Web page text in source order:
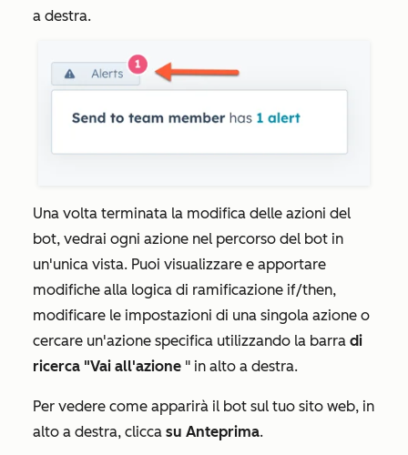
a destra.
Una volta terminata la modifica delle azioni del
bot, vedrai ogni azione nel percorso del bot in
un'unica vista. Puoi visualizzare e apportare
modifiche alla logica di ramificazione if/then,
modificare le impostazioni di una singola azione o
cercare un'azione specifica utilizzando la barra di
ricerca "Vai all'azione " in alto a destra.
Per vedere come apparirà il bot sul tuo sito web, in
alto a destra, clicca su Anteprima.